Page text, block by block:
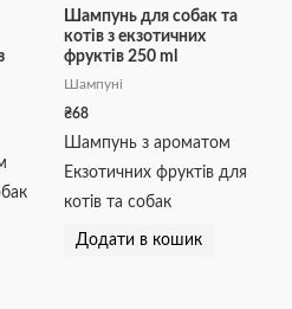
Шампунь для собак та
котів з екзотичних
фруктів 250 ml
Шампуні
₴68
Шампунь з ароматом
Екзотичних фруктів для
котів та собак
Додати в кошик